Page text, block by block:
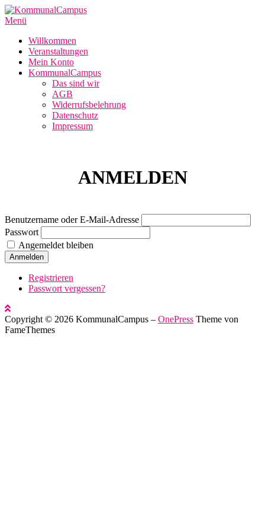
Zum
Inhalt
Menü
Willkommen
Veranstaltungen
Mein Konto
KommunalCampus
Das sind wir
AGB
Widerrufsbelehrung
Datenschutz
Impressum
ANMELDEN
Benutzername oder E-Mail-Adresse
Passwort
Angemeldet bleiben
Anmelden
Registrieren
Passwort vergessen?
Copyright © 2026 KommunalCampus – OnePress Theme von
FameThemes